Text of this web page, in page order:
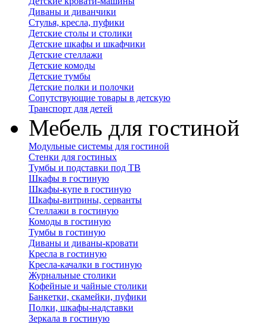
Диваны и диванчики
Стулья, кресла, пуфики
Детские столы и столики
Детские шкафы и шкафчики
Детские стеллажи
Детские комоды
Детские тумбы
Детские полки и полочки
Сопутствующие товары в детскую
Транспорт для детей
Мебель для гостиной
Модульные системы для гостиной
Стенки для гостиных
Тумбы и подставки под ТВ
Шкафы в гостиную
Шкафы-купе в гостиную
Шкафы-витрины, серванты
Стеллажи в гостиную
Комоды в гостиную
Тумбы в гостиную
Диваны и диваны-кровати
Кресла в гостиную
Кресла-качалки в гостиную
Журнальные столики
Кофейные и чайные столики
Банкетки, скамейки, пуфики
Полки, шкафы-надставки
Зеркала в гостиную